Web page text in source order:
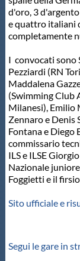
d'oro, 3
e quattro italiani
completamente
I convocati sono
Pezziardi (RN
Maddalena
(Swimming Club
Milanesi), Emilio
Zennaro e Denis
Fontana e Diego
commissario
ILS e ILSE
Nazionale
Foggietti e il
Sito ufficiale e
Segui le gare in